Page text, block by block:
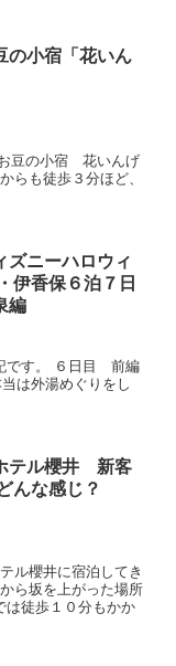
小宿「花いん
豆の小宿 花いんげ
らも徒歩３分ほど、
ズニーハロウィ
伊香保６泊７日
編
です。 ６日目 前編
は外湯めぐりをし
テル櫻井 新客
んな感じ？
ル櫻井に宿泊してき
ら坂を上がった場所
は徒歩１０分もかか